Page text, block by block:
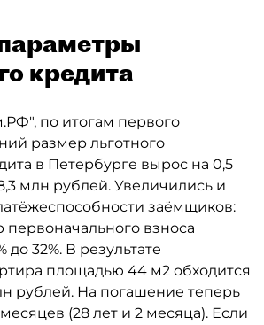
кредита
", по итогам первого
размер льготного
в Петербурге вырос на 0,5
млн рублей. Увеличились и
заёмщиков:
взноса
до 32%. В результате
площадью 44 м2 обходится
рублей. На погашение теперь
(28 лет и 2 месяца). Если